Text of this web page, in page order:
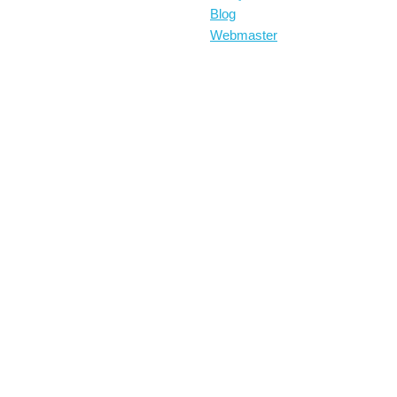
Blog
Webmaster